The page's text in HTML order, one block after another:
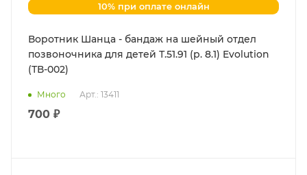
10% при оплате онлайн
Воротник Шанца - бандаж на шейный отдел
позвоночника для детей Т.51.91 (р. 8.1) Evolution
(ТВ-002)
Много Арт.: 13411
700 ₽